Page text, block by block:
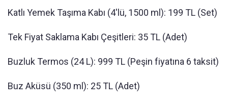
Katlı Yemek Taşıma Kabı (4'lü, 1500 ml): 199 TL (Set)
Tek Fiyat Saklama Kabı Çeşitleri: 35 TL (Adet)
Buzluk Termos (24 L): 999 TL (Peşin fiyatına 6 taksit)
Buz Aküsü (350 ml): 25 TL (Adet)